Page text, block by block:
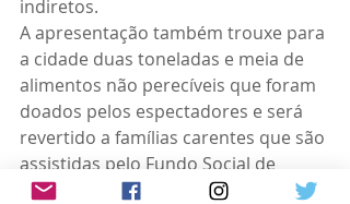
indiretos.
A apresentação também trouxe para
a cidade duas toneladas e meia de
alimentos não perecíveis que foram
doados pelos espectadores e será
revertido a famílias carentes que são
assistidas pelo Fundo Social de
Solidariedade.